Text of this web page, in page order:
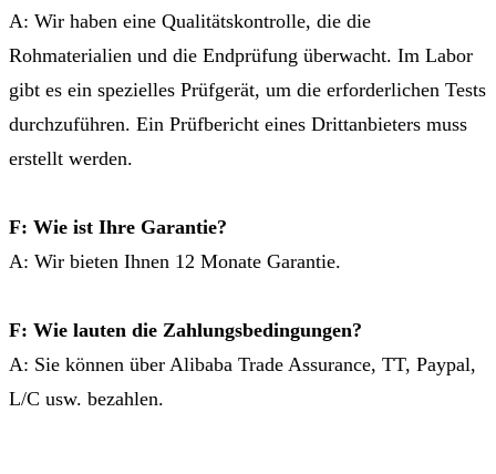
A: Wir haben eine Qualitätskontrolle, die die
Rohmaterialien und die Endprüfung überwacht. Im Labor
gibt es ein spezielles Prüfgerät, um die erforderlichen Tests
durchzuführen. Ein Prüfbericht eines Drittanbieters muss
erstellt werden.
F: Wie ist Ihre Garantie?
A: Wir bieten Ihnen 12 Monate Garantie.
F: Wie lauten die Zahlungsbedingungen?
A: Sie können über Alibaba Trade Assurance, TT, Paypal,
L/C usw. bezahlen.